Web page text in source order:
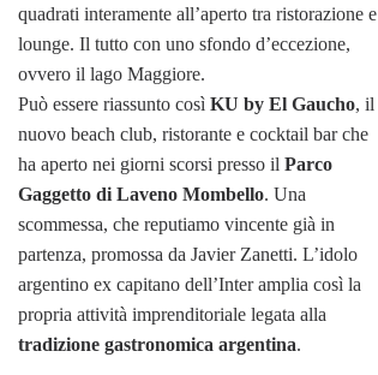
quadrati interamente all’aperto tra ristorazione e
lounge. Il tutto con uno sfondo d’eccezione,
ovvero il lago Maggiore.
Può essere riassunto così KU by El Gaucho, il
nuovo beach club, ristorante e cocktail bar che
ha aperto nei giorni scorsi presso il Parco
Gaggetto di Laveno Mombello. Una
scommessa, che reputiamo vincente già in
partenza, promossa da Javier Zanetti. L’idolo
argentino ex capitano dell’Inter amplia così la
propria attività imprenditoriale legata alla
tradizione gastronomica argentina.